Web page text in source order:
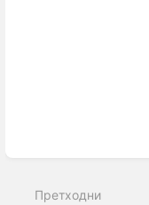
Претходни